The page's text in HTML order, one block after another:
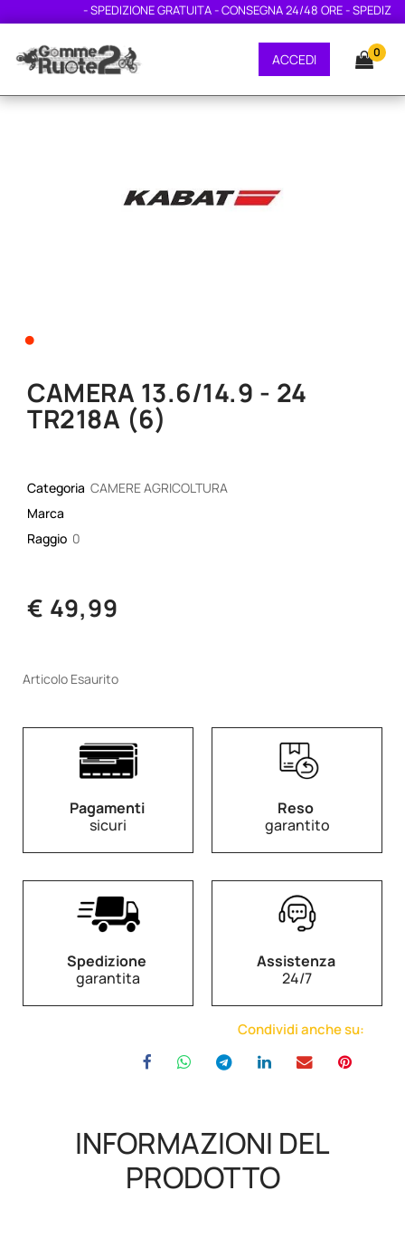
- SPEDIZIONE GRATUITA - CONSEGNA 24/48 ORE -
ACCEDI 0
•
CAMERA 13.6/14.9 - 24
TR218A (6)
Categoria CAMERE AGRICOLTURA
Marca
Raggio 0
€ 49,99
Articolo Esaurito
Pagamenti
sicuri
Reso
garantito
Spedizione
garantita
Assistenza
24/7
Condividi anche su:
INFORMAZIONI DEL
PRODOTTO